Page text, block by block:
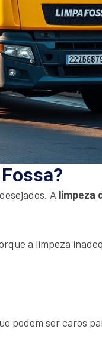
A limpeza
a limpeza
podem ser caros